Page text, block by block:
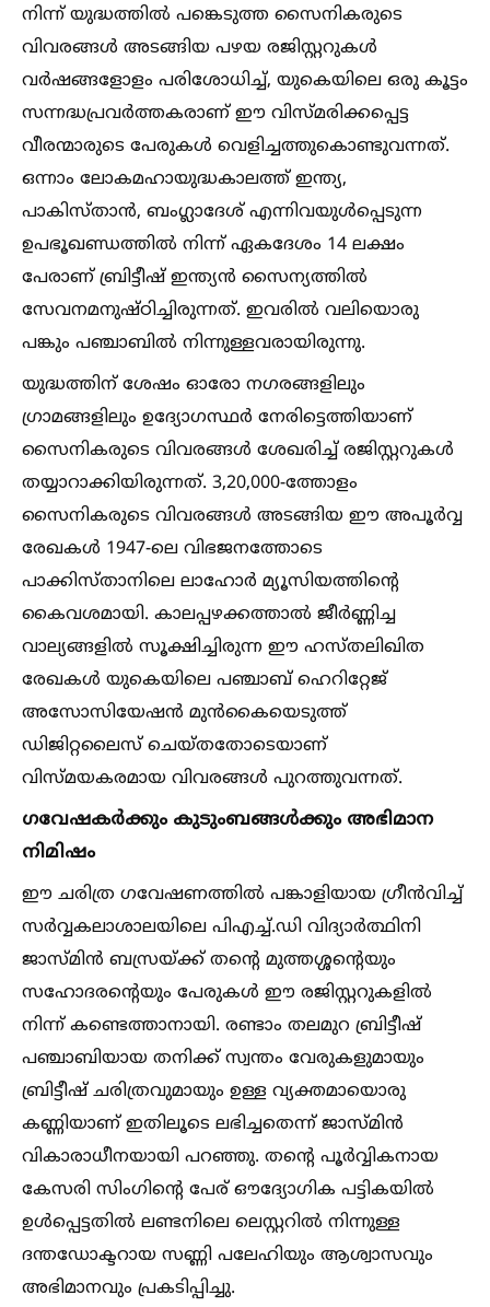
നിന്ന് യുദ്ധത്തില്‍ പങ്കെടുത്ത സൈനികരുടെ
വിവരങ്ങള്‍ അടങ്ങിയ പഴയ രജിസ്റ്ററുകള്‍
വര്‍ഷങ്ങളോളം പരിശോധിച്ച്‌, യുകെയിലെ ഒരു കൂട്ടം
സന്നദ്ധപ്രവര്‍ത്തകരാണ് ഈ വിസ്മരിക്കപ്പെട്ട
വീരന്മാരുടെ പേരുകള്‍ വെളിച്ചത്തുകൊണ്ടുവന്നത്.
ഒന്നാം ലോകമഹായുദ്ധകാലത്ത് ഇന്ത്യ,
പാകിസ്താന്‍, ബംഗ്ലാദേശ് എന്നിവയുള്‍പ്പെടുന്ന
ഉപഭൂഖണ്ഡത്തില്‍ നിന്ന് ഏകദേശം 14 ലക്ഷം
പേരാണ് ബ്രിട്ടീഷ് ഇന്ത്യന്‍ സൈന്യത്തില്‍
സേവനമനുഷ്ഠിച്ചിരുന്നത്. ഇവരില്‍ വലിയൊരു
പങ്കും പഞ്ചാബില്‍ നിന്നുള്ളവരായിരുന്നു.
യുദ്ധത്തിന് ശേഷം ഓരോ നഗരങ്ങളിലും
ഗ്രാമങ്ങളിലും ഉദ്യോഗസ്ഥര്‍ നേരിട്ടെത്തിയാണ്
സൈനികരുടെ വിവരങ്ങള്‍ ശേഖരിച്ച്‌ രജിസ്റ്ററുകള്‍
തയ്യാറാക്കിയിരുന്നത്. 3,20,000-ത്തോളം
സൈനികരുടെ വിവരങ്ങള്‍ അടങ്ങിയ ഈ അപൂര്‍വ്വ
രേഖകള്‍ 1947-ലെ വിഭജനത്തോടെ
പാക്കിസ്താനിലെ ലാഹോര്‍ മ്യൂസിയത്തിന്റെ
കൈവശമായി. കാലപ്പഴക്കത്താല്‍ ജീര്‍ണ്ണിച്ച
വാല്യങ്ങളില്‍ സൂക്ഷിച്ചിരുന്ന ഈ ഹസ്തലിഖിത
രേഖകള്‍ യുകെയിലെ പഞ്ചാബ് ഹെറിറ്റേജ്
അസോസിയേഷന്‍ മുന്‍കൈയെടുത്ത്
ഡിജിറ്റലൈസ് ചെയ്തതോടെയാണ്
വിസ്മയകരമായ വിവരങ്ങള്‍ പുറത്തുവന്നത്.
ഗവേഷകര്‍ക്കും കുടുംബങ്ങള്‍ക്കും അഭിമാന
നിമിഷം
ഈ ചരിത്ര ഗവേഷണത്തില്‍ പങ്കാളിയായ ഗ്രീന്‍വിച്ച്‌
സര്‍വ്വകലാശാലയിലെ പിഎച്ച്‌.ഡി വിദ്യാര്‍ത്ഥിനി
ജാസ്മിന്‍ ബസ്രയ്ക്ക് തന്റെ മുത്തശ്ശന്റെയും
സഹോദരന്റെയും പേരുകള്‍ ഈ രജിസ്റ്ററുകളില്‍
നിന്ന് കണ്ടെത്താനായി. രണ്ടാം തലമുറ ബ്രിട്ടീഷ്
പഞ്ചാബിയായ തനിക്ക് സ്വന്തം വേരുകളുമായും
ബ്രിട്ടീഷ് ചരിത്രവുമായും ഉള്ള വ്യക്തമായൊരു
കണ്ണിയാണ് ഇതിലൂടെ ലഭിച്ചതെന്ന് ജാസ്മിന്‍
വികാരാധീനയായി പറഞ്ഞു. തന്റെ പൂര്‍വ്വികനായ
കേസരി സിംഗിന്റെ പേര് ഔദ്യോഗിക പട്ടികയില്‍
ഉള്‍പ്പെട്ടതില്‍ ലണ്ടനിലെ ലെസ്റ്ററില്‍ നിന്നുള്ള
ദന്തഡോക്ടറായ സണ്ണി പലേഹിയും ആശ്വാസവും
അഭിമാനവും പ്രകടിപ്പിച്ചു.